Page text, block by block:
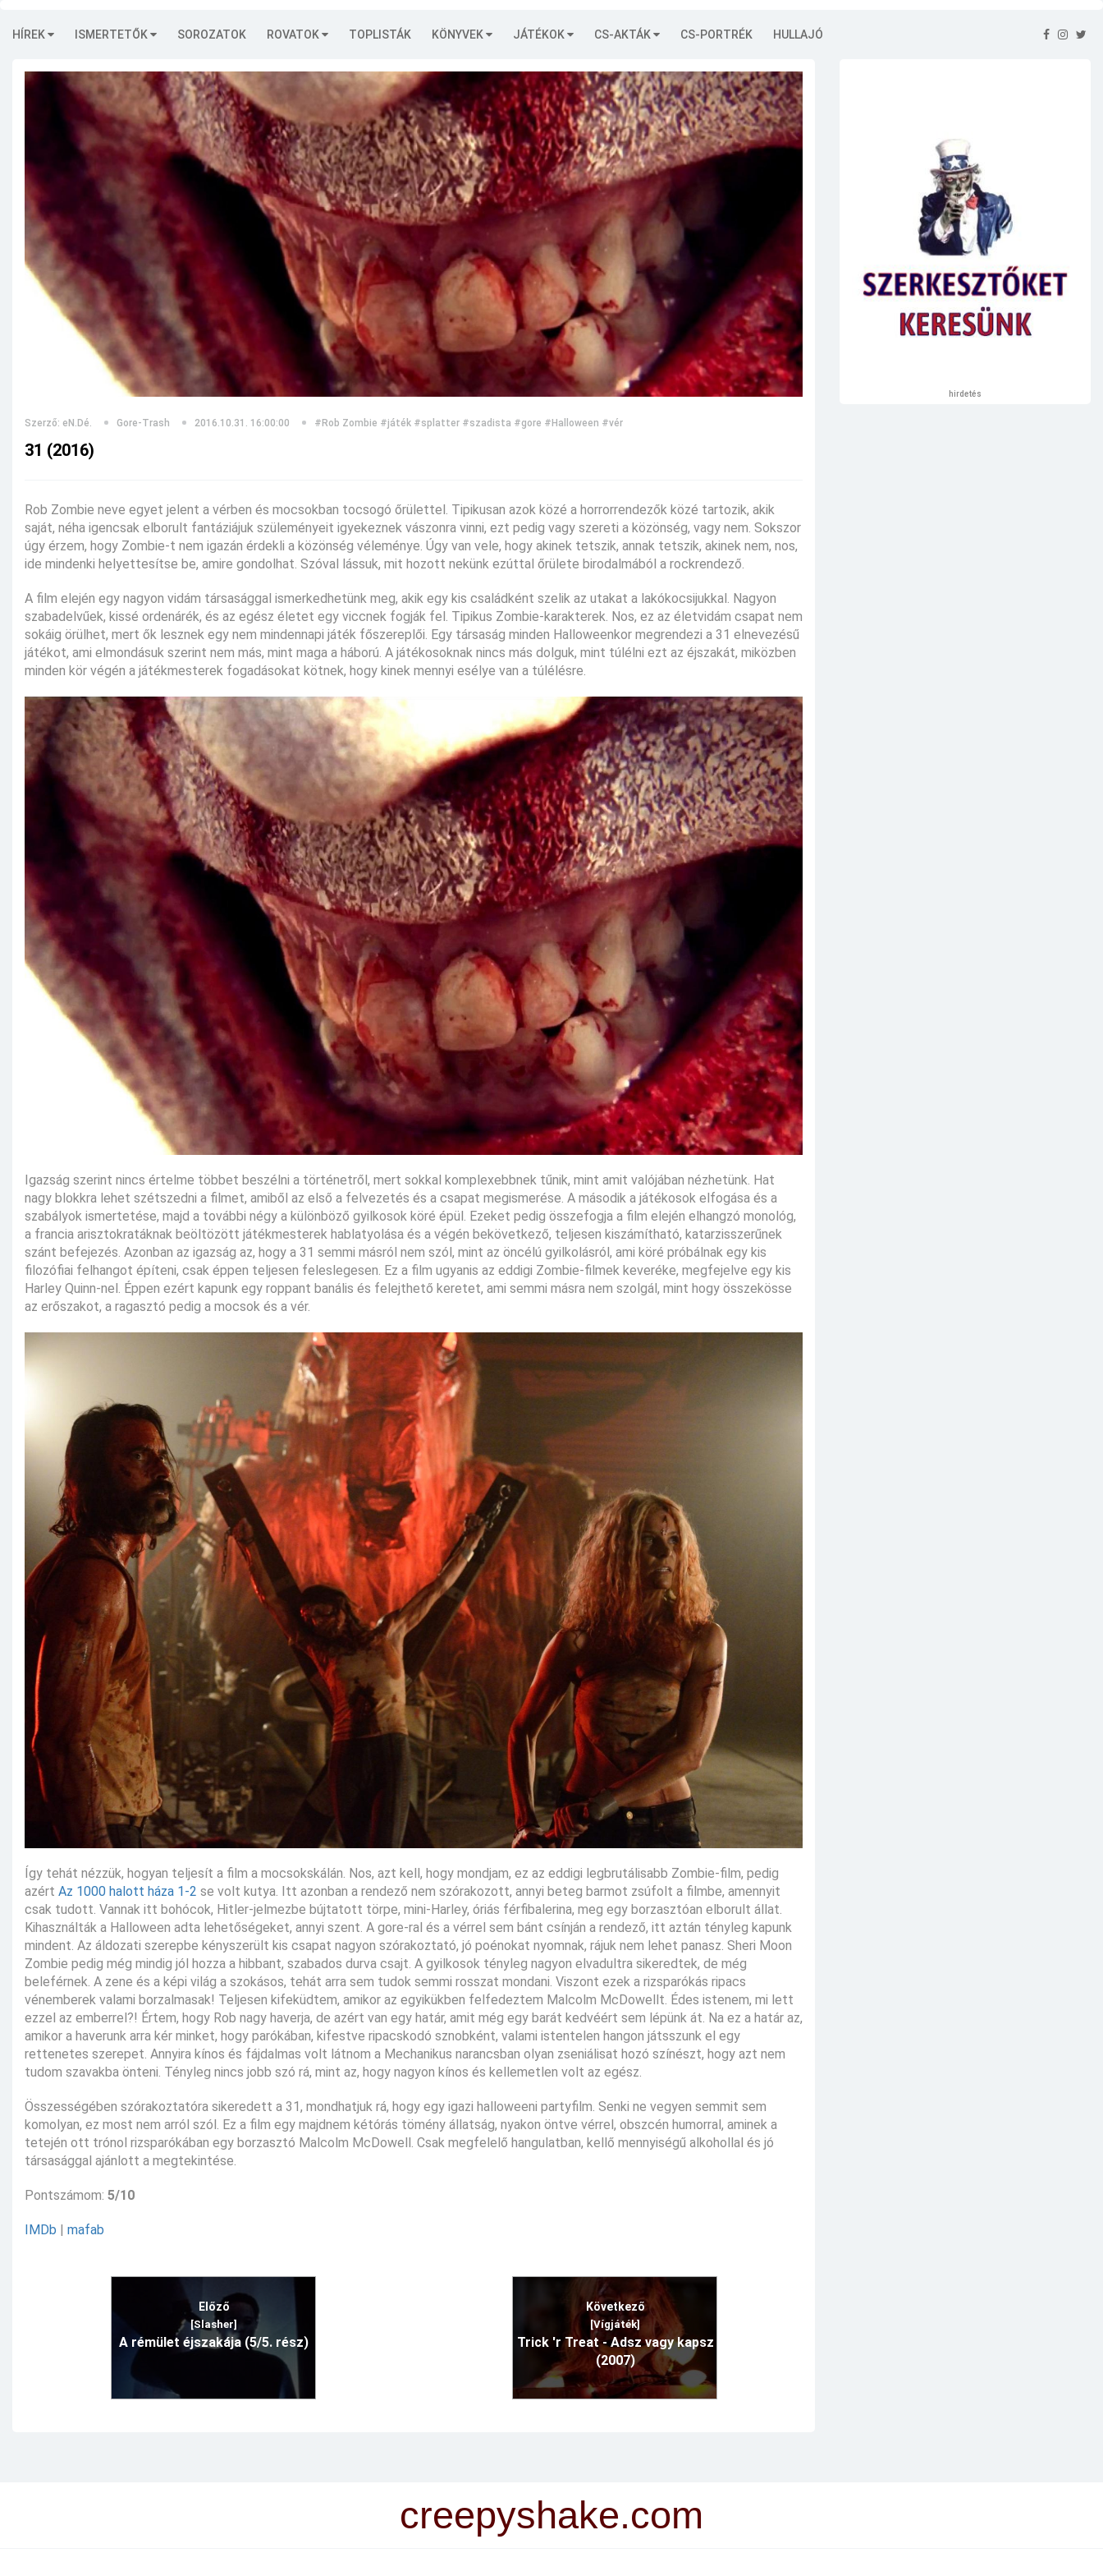
HÍREK ISMERTETŐK SOROZATOK ROVATOK TOPLISTÁK KÖNYVEK JÁTÉKOK CS-AKTÁK CS-PORTRÉK HULLAJÓ
Szerző: eN.Dé. Gore-Trash 2016.10.31. 16:00:00 #Rob Zombie #játék #splatter #szadista #gore #Halloween #vér
31 (2016)
Rob Zombie neve egyet jelent a vérben és mocsokban tocsogó őrülettel. Tipikusan azok közé a horrorrendezők közé tartozik, akik
saját, néha igencsak elborult fantáziájuk szüleményeit igyekeznek vászonra vinni, ezt pedig vagy szereti a közönség, vagy nem. Sokszor
úgy érzem, hogy Zombie-t nem igazán érdekli a közönség véleménye. Úgy van vele, hogy akinek tetszik, annak tetszik, akinek nem, nos,
ide mindenki helyettesítse be, amire gondolhat. Szóval lássuk, mit hozott nekünk ezúttal őrülete birodalmából a rockrendező.
A film elején egy nagyon vidám társasággal ismerkedhetünk meg, akik egy kis családként szelik az utakat a lakókocsijukkal. Nagyon
szabadelvűek, kissé ordenárék, és az egész életet egy viccnek fogják fel. Tipikus Zombie-karakterek. Nos, ez az életvidám csapat nem
sokáig örülhet, mert ők lesznek egy nem mindennapi játék főszereplői. Egy társaság minden Halloweenkor megrendezi a 31 elnevezésű
játékot, ami elmondásuk szerint nem más, mint maga a háború. A játékosoknak nincs más dolguk, mint túlélni ezt az éjszakát, miközben
minden kör végén a játékmesterek fogadásokat kötnek, hogy kinek mennyi esélye van a túlélésre.
Igazság szerint nincs értelme többet beszélni a történetről, mert sokkal komplexebbnek tűnik, mint amit valójában nézhetünk. Hat
nagy blokkra lehet szétszedni a filmet, amiből az első a felvezetés és a csapat megismerése. A második a játékosok elfogása és a
szabályok ismertetése, majd a további négy a különböző gyilkosok köré épül. Ezeket pedig összefogja a film elején elhangzó monológ,
a francia arisztokratáknak beöltözött játékmesterek hablatyolása és a végén bekövetkező, teljesen kiszámítható, katarzisszerűnek
szánt befejezés. Azonban az igazság az, hogy a 31 semmi másról nem szól, mint az öncélú gyilkolásról, ami köré próbálnak egy kis
filozófiai felhangot építeni, csak éppen teljesen feleslegesen. Ez a film ugyanis az eddigi Zombie-filmek keveréke, megfejelve egy kis
Harley Quinn-nel. Éppen ezért kapunk egy roppant banális és felejthető keretet, ami semmi másra nem szolgál, mint hogy összekösse
az erőszakot, a ragasztó pedig a mocsok és a vér.
Így tehát nézzük, hogyan teljesít a film a mocsokskálán. Nos, azt kell, hogy mondjam, ez az eddigi legbrutálisabb Zombie-film, pedig
azért Az 1000 halott háza 1-2 se volt kutya. Itt azonban a rendező nem szórakozott, annyi beteg barmot zsúfolt a filmbe, amennyit
csak tudott. Vannak itt bohócok, Hitler-jelmezbe bújtatott törpe, mini-Harley, óriás férfibalerina, meg egy borzasztóan elborult állat.
Kihasználták a Halloween adta lehetőségeket, annyi szent. A gore-ral és a vérrel sem bánt csínján a rendező, itt aztán tényleg kapunk
mindent. Az áldozati szerepbe kényszerült kis csapat nagyon szórakoztató, jó poénokat nyomnak, rájuk nem lehet panasz. Sheri Moon
Zombie pedig még mindig jól hozza a hibbant, szabados durva csajt. A gyilkosok tényleg nagyon elvadultra sikeredtek, de még
beleférnek. A zene és a képi világ a szokásos, tehát arra sem tudok semmi rosszat mondani. Viszont ezek a rizsparókás ripacs
vénemberek valami borzalmasak! Teljesen kifeküdtem, amikor az egyikükben felfedeztem Malcolm McDowellt. Édes istenem, mi lett
ezzel az emberrel?! Értem, hogy Rob nagy haverja, de azért van egy határ, amit még egy barát kedvéért sem lépünk át. Na ez a határ az,
amikor a haverunk arra kér minket, hogy parókában, kifestve ripacskodó sznobként, valami istentelen hangon játsszunk el egy
rettenetes szerepet. Annyira kínos és fájdalmas volt látnom a Mechanikus narancsban olyan zseniálisat hozó színészt, hogy azt nem
tudom szavakba önteni. Tényleg nincs jobb szó rá, mint az, hogy nagyon kínos és kellemetlen volt az egész.
Összességében szórakoztatóra sikeredett a 31, mondhatjuk rá, hogy egy igazi halloweeni partyfilm. Senki ne vegyen semmit sem
komolyan, ez most nem arról szól. Ez a film egy majdnem kétórás tömény állatság, nyakon öntve vérrel, obszcén humorral, aminek a
tetején ott trónol rizsparókában egy borzasztó Malcolm McDowell. Csak megfelelő hangulatban, kellő mennyiségű alkohollal és jó
társasággal ajánlott a megtekintése.
Pontszámom: 5/10
IMDb | mafab
Előző
[Slasher]
A rémület éjszakája (5/5. rész)
Következő
[Vígjáték]
Trick 'r Treat - Adsz vagy kapsz
(2007)
hirdetés
creepyshake.com